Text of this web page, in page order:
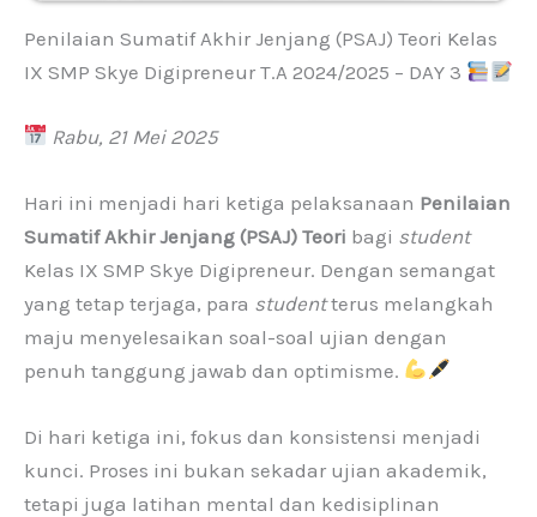
Penilaian Sumatif Akhir Jenjang (PSAJ) Teori Kelas
IX SMP Skye Digipreneur T.A 2024/2025 – DAY 3
Rabu, 21 Mei 2025
Hari ini menjadi hari ketiga pelaksanaan Penilaian
Sumatif Akhir Jenjang (PSAJ) Teori bagi student
Kelas IX SMP Skye Digipreneur. Dengan semangat
yang tetap terjaga, para studentterus melangkah
maju menyelesaikan soal-soal ujian dengan
penuh tanggung jawab dan optimisme.
Di hari ketiga ini, fokus dan konsistensi menjadi
kunci. Proses ini bukan sekadar ujian akademik,
tetapi juga latihan mental dan kedisiplinan